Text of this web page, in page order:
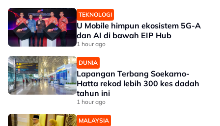
TEKNOLOGI
U Mobile himpun ekosistem 5G-A
dan AI di bawah EIP Hub
1 hour ago
DUNIA
Lapangan Terbang Soekarno-
Hatta rekod lebih 300 kes dadah
tahun ini
1 hour ago
MALAYSIA